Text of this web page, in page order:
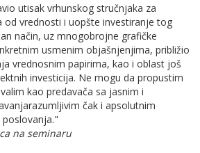
utisak vrhunskog stručnjaka za
od vrednosti i uopšte investiranje tog
način, uz mnogobrojne grafičke
usmenim objašnjenjima, približio
vrednosnim papirima, kao i oblast još
investicija. Ne mogu da propustim
kao predavača sa jasnim i
čak i apsolutnim
na seminaru